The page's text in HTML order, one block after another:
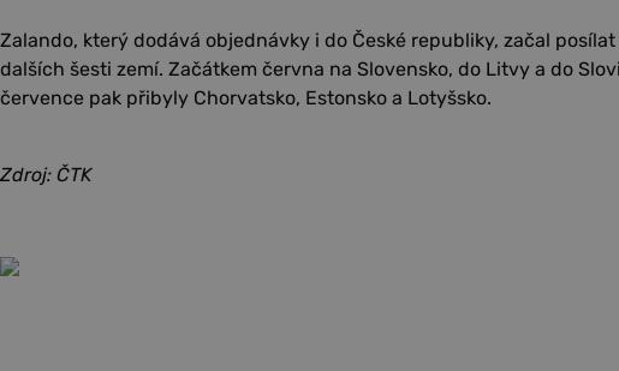
Zalando, který dodává objednávky i do České republiky, začal
dalších šesti zemí. Začátkem června na Slovensko, do Litvy a do
července pak přibyly Chorvatsko, Estonsko a Lotyšsko.
Zdroj: ČTK